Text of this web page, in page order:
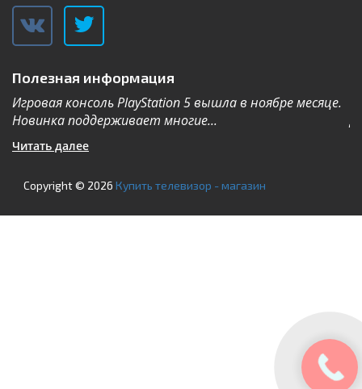
Полезная информация
Игровая консоль PlayStation 5 вышла в ноябре месяце.
Новинка поддерживает многие...
Читать далее
Copyright © 2026 Купить телевизор - магазин